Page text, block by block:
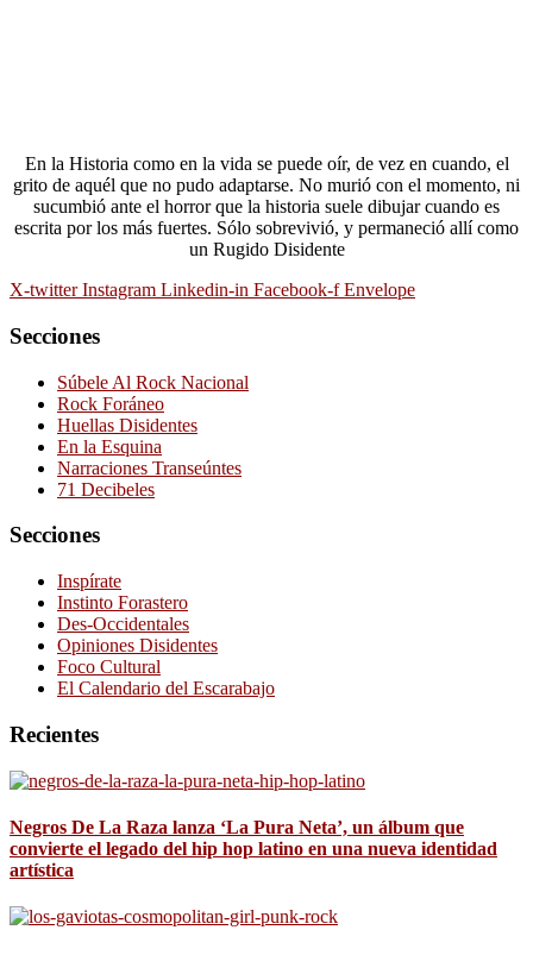
En la Historia como en la vida se puede oír, de vez en cuando, el
grito de aquél que no pudo adaptarse. No murió con el momento, ni
sucumbió ante el horror que la historia suele dibujar cuando es
escrita por los más fuertes. Sólo sobrevivió, y permaneció allí como
un Rugido Disidente
X-twitter Instagram Linkedin-in Facebook-f Envelope
Secciones
Súbele Al Rock Nacional
Rock Foráneo
Huellas Disidentes
En la Esquina
Narraciones Transeúntes
71 Decibeles
Secciones
Inspírate
Instinto Forastero
Des-Occidentales
Opiniones Disidentes
Foco Cultural
El Calendario del Escarabajo
Recientes
Negros De La Raza lanza ‘La Pura Neta’, un álbum que
convierte el legado del hip hop latino en una nueva identidad
artística